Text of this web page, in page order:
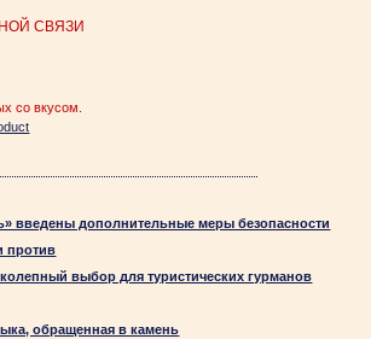
СВЯЗИ
со вкусом.
введены дополнительные меры безопасности
против
выбор для туристических гурманов
обращенная в камень